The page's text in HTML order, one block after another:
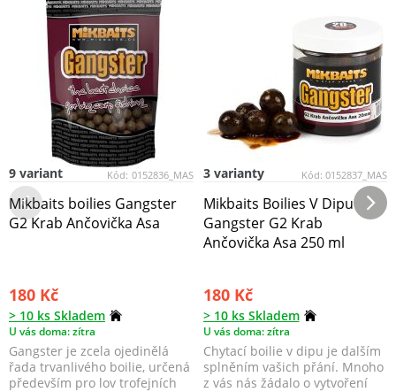
Kód: 0152836_MAS
9 variant
Mikbaits boilies Gangster
G2 Krab Ančovička Asa
180 Kč
> 10 ks Skladem
U vás doma: zítra
Gangster je zcela ojedinělá
řada trvanlivého boilie, určená
především pro lov trofejních
Kód: 0152837_MAS
3 varianty
Mikbaits Boilies V Dipu
Gangster G2 Krab
Ančovička Asa 250 ml
180 Kč
> 10 ks Skladem
U vás doma: zítra
Chytací boilie v dipu je dalším
splněním vašich přání. Mnoho
z vás nás žádalo o vytvoření